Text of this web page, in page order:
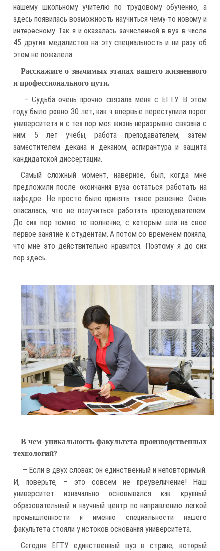
нашему школьному учителю по трудовому обучению, а
здесь появилась возможность научиться чему-то новому и
интересному. Так я и оказалась зачисленной в вуз в числе
45 других медалистов на эту специальность и ни разу об
этом не пожалела.
Расскажите о значимых этапах вашего жизненного
и профессионального пути.
– Судьба очень прочно связала меня с ВГТУ. В этом
году было ровно 30 лет, как я впервые переступила порог
университета и с тех пор моя жизнь неразрывно связана с
ним: 5 лет учебы, работа преподавателем, затем
заместителем декана и деканом, аспирантура и защита
кандидатской диссертации.
Самый сложный момент, наверное, был, когда мне
предложили после окончания вуза остаться работать на
кафедре. Не просто было принять такое решение. Очень
опасалась, что не получиться работать преподавателем.
До сих пор помню то волнение, с которым шла на свое
первое занятие к студентам. А потом со временем поняла,
что мне это действительно нравится. Поэтому я до сих
пор здесь.
В чем уникальность факультета производственных
технологий?
– Если в двух словах: он единственный и неповторимый.
И, поверьте, – это совсем не преувеличение! Наш
университет изначально основывался как крупный
образовательный и научный центр по направлению легкой
промышленности и именно специальности нашего
факультета стояли у истоков основания университета.
Сегодня ВГТУ единственный вуз в стране, который